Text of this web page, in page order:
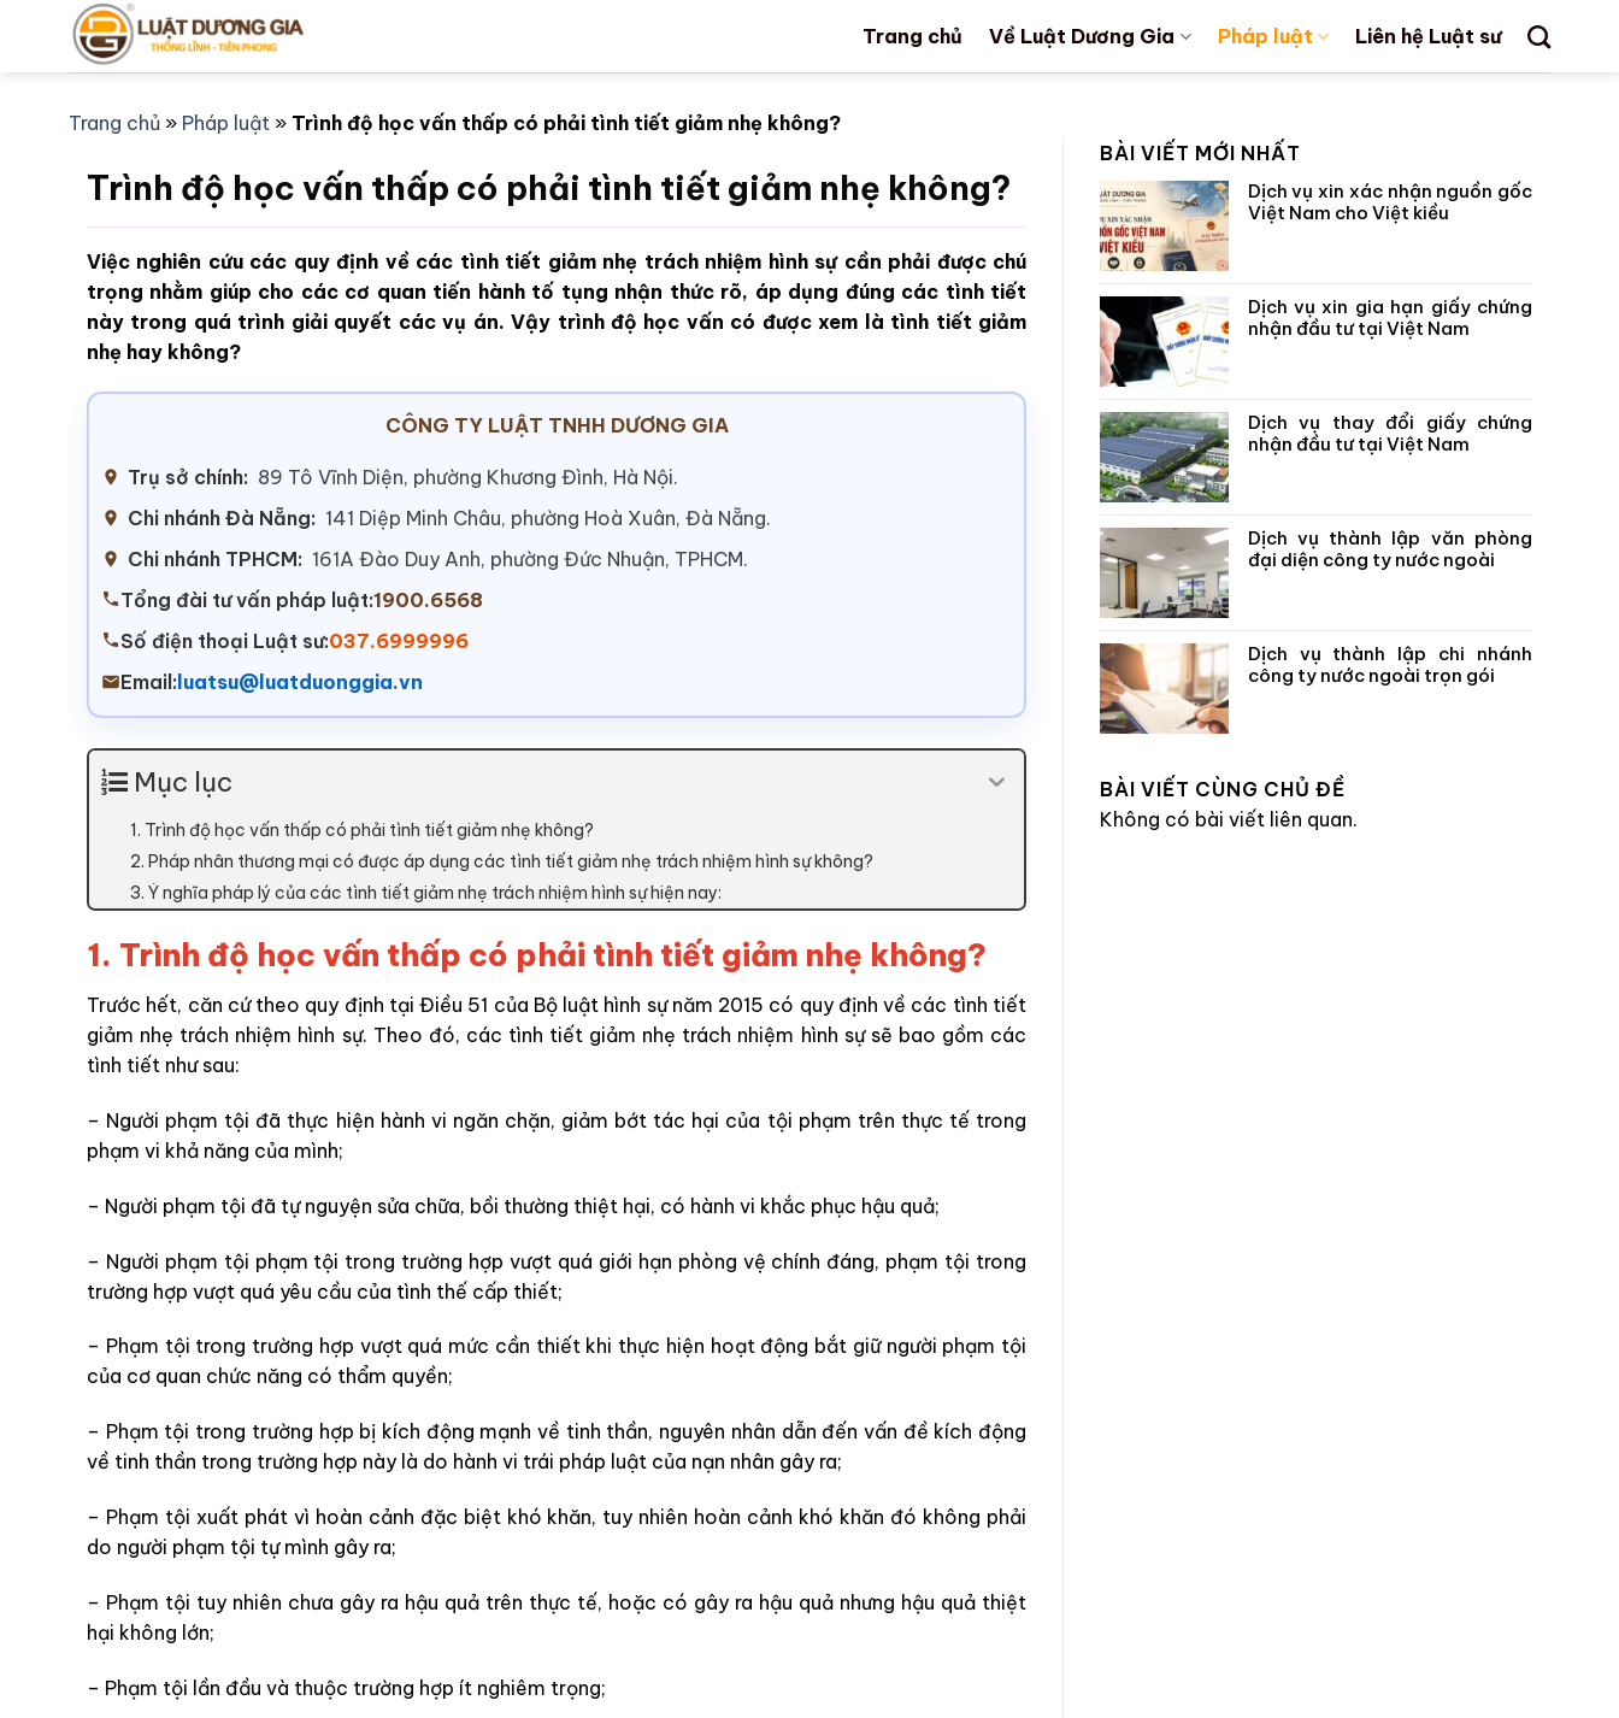
Trang chủ Về Luật Dương Gia Pháp luật Liên hệ Luật sư
Trang chủ » Pháp luật » Trình độ học vấn thấp có phải tình tiết giảm nhẹ không?
Trình độ học vấn thấp có phải tình tiết giảm nhẹ không?
Việc nghiên cứu các quy định về các tình tiết giảm nhẹ trách nhiệm hình sự cần phải được chú
trọng nhằm giúp cho các cơ quan tiến hành tố tụng nhận thức rõ, áp dụng đúng các tình tiết
này trong quá trình giải quyết các vụ án. Vậy trình độ học vấn có được xem là tình tiết giảm
nhẹ hay không?
CÔNG TY LUẬT TNHH DƯƠNG GIA
Trụ sở chính: 89 Tô Vĩnh Diện, phường Khương Đình, Hà Nội.
Chi nhánh Đà Nẵng: 141 Diệp Minh Châu, phường Hoà Xuân, Đà Nẵng.
Chi nhánh TPHCM: 161A Đào Duy Anh, phường Đức Nhuận, TPHCM.
Tổng đài tư vấn pháp luật:1900.6568
Số điện thoại Luật sư:037.6999996
Email: luatsu@luatduonggia.vn
Mục lục
1. Trình độ học vấn thấp có phải tình tiết giảm nhẹ không?
2. Pháp nhân thương mại có được áp dụng các tình tiết giảm nhẹ trách nhiệm hình sự không?
3. Ý nghĩa pháp lý của các tình tiết giảm nhẹ trách nhiệm hình sự hiện nay:
1. Trình độ học vấn thấp có phải tình tiết giảm nhẹ không?
Trước hết, căn cứ theo quy định tại Điều 51 của Bộ luật hình sự năm 2015 có quy định về các tình tiết
giảm nhẹ trách nhiệm hình sự. Theo đó, các tình tiết giảm nhẹ trách nhiệm hình sự sẽ bao gồm các
tình tiết như sau:
– Người phạm tội đã thực hiện hành vi ngăn chặn, giảm bớt tác hại của tội phạm trên thực tế trong
phạm vi khả năng của mình;
– Người phạm tội đã tự nguyện sửa chữa, bồi thường thiệt hại, có hành vi khắc phục hậu quả;
– Người phạm tội phạm tội trong trường hợp vượt quá giới hạn phòng vệ chính đáng, phạm tội trong
trường hợp vượt quá yêu cầu của tình thế cấp thiết;
– Phạm tội trong trường hợp vượt quá mức cần thiết khi thực hiện hoạt động bắt giữ người phạm tội
của cơ quan chức năng có thẩm quyền;
– Phạm tội trong trường hợp bị kích động mạnh về tinh thần, nguyên nhân dẫn đến vấn đề kích động
về tinh thần trong trường hợp này là do hành vi trái pháp luật của nạn nhân gây ra;
– Phạm tội xuất phát vì hoàn cảnh đặc biệt khó khăn, tuy nhiên hoàn cảnh khó khăn đó không phải
do người phạm tội tự mình gây ra;
– Phạm tội tuy nhiên chưa gây ra hậu quả trên thực tế, hoặc có gây ra hậu quả nhưng hậu quả thiệt
hại không lớn;
– Phạm tội lần đầu và thuộc trường hợp ít nghiêm trọng;
BÀI VIẾT MỚI NHẤT
Dịch vụ xin xác nhận nguồn gốc
Việt Nam cho Việt kiều
Dịch vụ xin gia hạn giấy chứng
nhận đầu tư tại Việt Nam
Dịch vụ thay đổi giấy chứng
nhận đầu tư tại Việt Nam
Dịch vụ thành lập văn phòng
đại diện công ty nước ngoài
Dịch vụ thành lập chi nhánh
công ty nước ngoài trọn gói
BÀI VIẾT CÙNG CHỦ ĐỀ
Không có bài viết liên quan.